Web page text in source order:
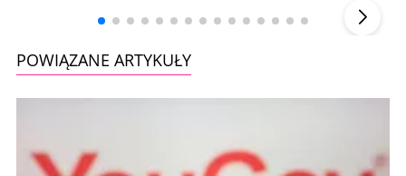
POWIĄZANE ARTYKUŁY